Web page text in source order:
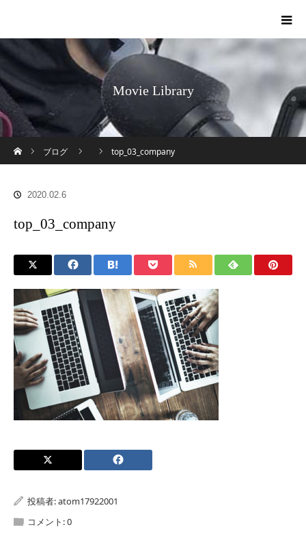
Movie Library
ブログ
top_03_company
2020.02.6
top_03_company
投稿者:atom17922001
コメント:0